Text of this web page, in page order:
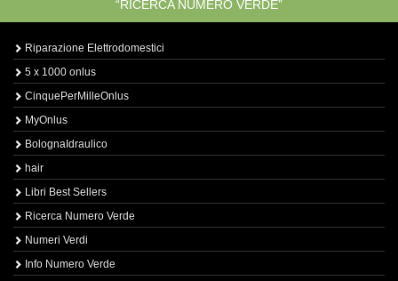
“RICERCA NUMERO VERDE”
Riparazione Elettrodomestici
5 x 1000 onlus
CinquePerMilleOnlus
MyOnlus
BolognaIdraulico
hair
Libri Best Sellers
Ricerca Numero Verde
Numeri Verdi
Info Numero Verde